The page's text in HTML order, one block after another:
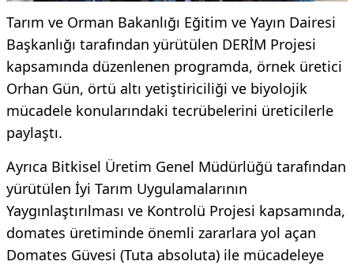
Tarım ve Orman Bakanlığı Eğitim ve Yayın Dairesi
Başkanlığı tarafından yürütülen DERİM Projesi
kapsamında düzenlenen programda, örnek üretici
Orhan Gün, örtü altı yetiştiriciliği ve biyolojik
mücadele konularındaki tecrübelerini üreticilerle
paylaştı.
Ayrıca Bitkisel Üretim Genel Müdürlüğü tarafından
yürütülen İyi Tarım Uygulamalarının
Yaygınlaştırılması ve Kontrolü Projesi kapsamında,
domates üretiminde önemli zararlara yol açan
Domates Güvesi (Tuta absoluta) ile mücadeleye